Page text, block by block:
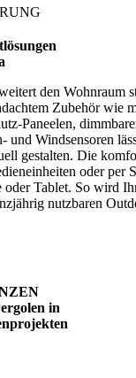
den Wohnraum
Zubehör wie
und Windsensoren
gestalten. Die
oder per
oder Tablet. So wird
nutzbaren
in